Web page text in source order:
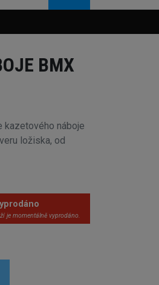
BMX
kazetového náboje
ložiska, od
je momentálně vyprodáno.